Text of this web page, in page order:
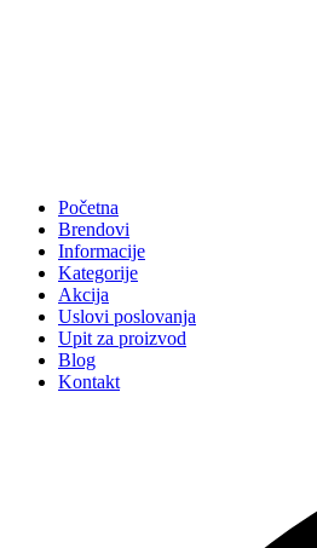
Početna
Brendovi
Informacije
Kategorije
Akcija
Uslovi poslovanja
Upit za proizvod
Blog
Kontakt